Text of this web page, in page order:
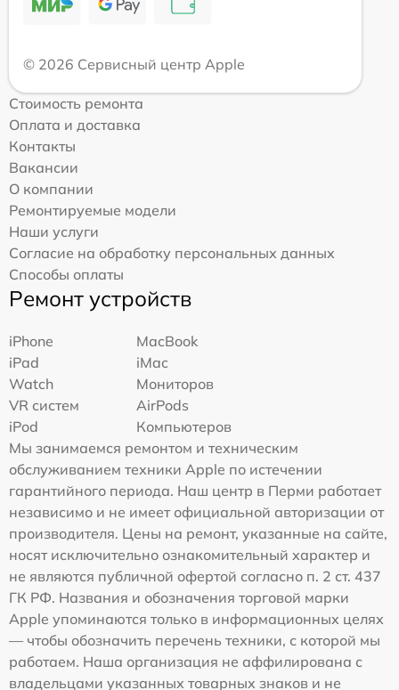
© 2026 Сервисный центр Apple
Стоимость ремонта
Оплата и доставка
Контакты
Вакансии
О компании
Ремонтируемые модели
Наши услуги
Согласие на обработку персональных данных
Способы оплаты
Ремонт устройств
iPhone
MacBook
iPad
iMac
Watch
Мониторов
VR систем
AirPods
iPod
Компьютеров
Мы занимаемся ремонтом и техническим
обслуживанием техники Apple по истечении
гарантийного периода. Наш центр в Перми работает
независимо и не имеет официальной авторизации от
производителя. Цены на ремонт, указанные на сайте,
носят исключительно ознакомительный характер и
не являются публичной офертой согласно п. 2 ст. 437
ГК РФ. Названия и обозначения торговой марки
Apple упоминаются только в информационных целях
— чтобы обозначить перечень техники, с которой мы
работаем. Наша организация не аффилирована с
владельцами указанных товарных знаков и не